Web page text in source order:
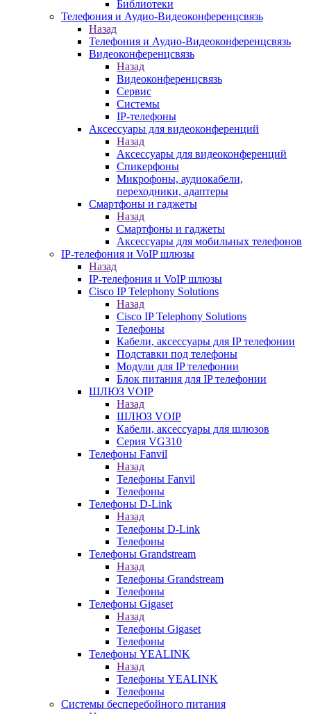
Библиотеки
Телефония и Аудио-Видеоконференцсвязь
Назад
Телефония и Аудио-Видеоконференцсвязь
Видеоконференцсвязь
Назад
Видеоконференцсвязь
Сервис
Системы
IP-телефоны
Аксессуары для видеоконференций
Назад
Аксессуары для видеоконференций
Спикерфоны
Микрофоны, аудиокабели,
переходники, адаптеры
Смартфоны и гаджеты
Назад
Смартфоны и гаджеты
Аксессуары для мобильных телефонов
IP-телефония и VoIP шлюзы
Назад
IP-телефония и VoIP шлюзы
Cisco IP Telephony Solutions
Назад
Cisco IP Telephony Solutions
Телефоны
Кабели, аксессуары для IP телефонии
Подставки под телефоны
Модули для IP телефонии
Блок питания для IP телефонии
ШЛЮЗ VOIP
Назад
ШЛЮЗ VOIP
Кабели, аксессуары для шлюзов
Серия VG310
Телефоны Fanvil
Назад
Телефоны Fanvil
Телефоны
Телефоны D-Link
Назад
Телефоны D-Link
Телефоны
Телефоны Grandstream
Назад
Телефоны Grandstream
Телефоны
Телефоны Gigaset
Назад
Телефоны Gigaset
Телефоны
Телефоны YEALINK
Назад
Телефоны YEALINK
Телефоны
Системы бесперебойного питания